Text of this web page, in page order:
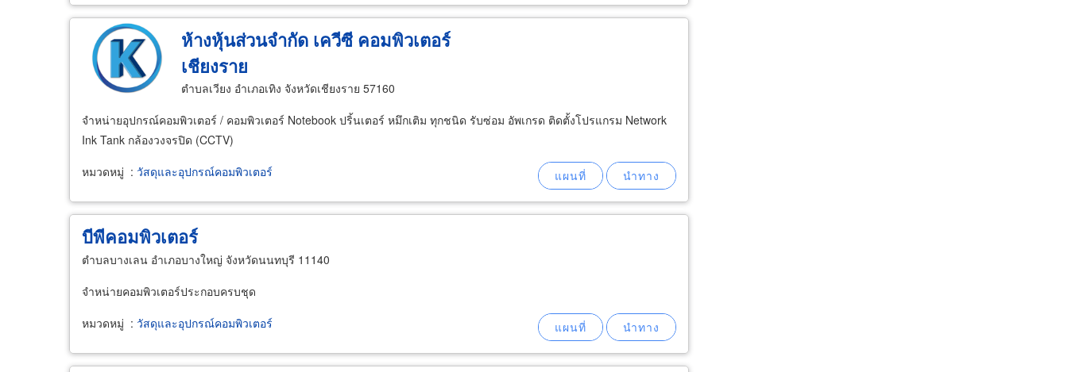
ห้างหุ้นส่วนจำกัด เควีซี คอมพิวเตอร์
เชียงราย
ตำบลเวียง อำเภอเทิง จังหวัดเชียงราย 57160
จำหน่ายอุปกรณ์คอมพิวเตอร์ / คอมพิวเตอร์ Notebook ปริ้นเตอร์ หมึกเติม ทุกชนิด รับซ่อม อัพเกรด ติดตั้งโปรแกรม Network
Ink Tank กล้องวงจรปิด (CCTV)
หมวดหมู่ : วัสดุและอุปกรณ์คอมพิวเตอร์
บีพีคอมพิวเตอร์
ตำบลบางเลน อำเภอบางใหญ่ จังหวัดนนทบุรี 11140
จำหน่ายคอมพิวเตอร์ประกอบครบชุด
หมวดหมู่ : วัสดุและอุปกรณ์คอมพิวเตอร์